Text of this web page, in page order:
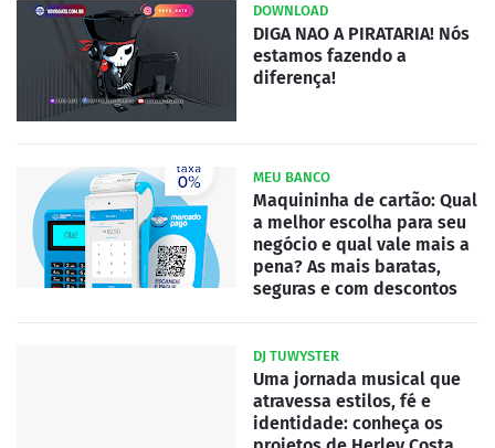
DOWNLOAD
DIGA NAO A PIRATARIA! Nós
estamos fazendo a
diferença!
MEU BANCO
Maquininha de cartão: Qual
a melhor escolha para seu
negócio e qual vale mais a
pena? As mais baratas,
seguras e com descontos
DJ TUWYSTER
Uma jornada musical que
atravessa estilos, fé e
identidade: conheça os